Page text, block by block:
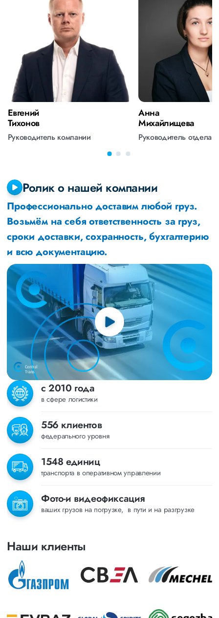
Евгений
Тихонов
Руководитель компании
Анна
Михайлищева
Руководитель отдела
Ролик о нашей компании
Профессионально доставим любой груз.
Возьмём на себя ответственность за груз,
сроки доставки, сохранность, бухгалтерию
и всю документацию.
с 2010 года
в сфере логистики
556 клиентов
федерального уровня
1548 единиц
транспорта в оперативном управлении
Фото-и видеофиксация
ваших грузов на погрузке, в пути и на разгрузке
Наши клиенты